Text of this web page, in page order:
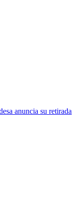
anuncia su retirada